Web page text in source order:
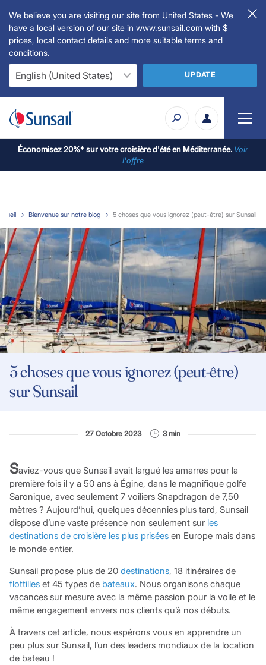
We believe you are visiting our site from United States - We
have a local version of our site in www.sunsail.com with $
prices, local contact details and more suitable terms and
conditions.
UPDATE
Économisez 20%* sur votre croisière d'été en Méditerranée. Voir
l'offre
Bienvenue sur notre blog 5 choses que vous ignorez (peut-être) sur Sunsail
5 choses que vous ignorez (peut-être)
sur Sunsail
27 Octobre 2023 3 min
Saviez-vous que Sunsail avait largué les amarres pour la
première fois il y a 50 ans à Égine, dans le magnifique golfe
Saronique, avec seulement 7 voiliers Snapdragon de 7,50
mètres ? Aujourd’hui, quelques décennies plus tard, Sunsail
dispose d’une vaste présence non seulement sur les
destinations de croisière les plus priséesen Europe mais dans
le monde entier.
Sunsail propose plus de 20 destinations, 18 itinéraires de
flottilleset 45 types de bateaux. Nous organisons chaque
vacances sur mesure avec la même passion pour la voile et le
même engagement envers nos clients qu’à nos débuts.
À travers cet article, nous espérons vous en apprendre un
peu plus sur Sunsail, l’un des leaders mondiaux de la location
de bateau !